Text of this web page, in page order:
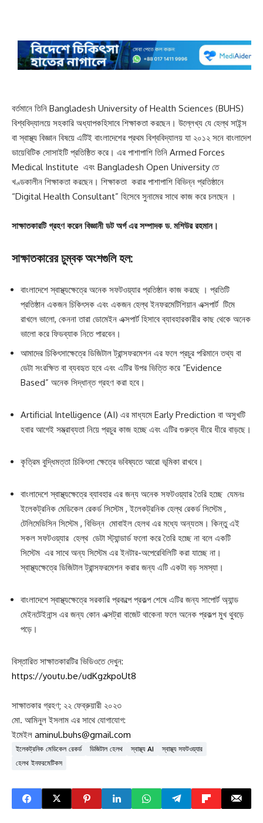
বর্তমানে তিনি Bangladesh University of Health Sciences (BUHS)
বিশ্ববিদ্যালয়ে সহকারি অধ্যাপকহিসাবে শিক্ষাকতা করছেন। উল্লেখ্য যে হেল্থ সাইন্স
বা স্বাস্থ্য বিজ্ঞান বিষয়ে এটিই বাংলাদেশের প্রথম বিশ্ববিদ্যালয় যা ২০১২ সনে বাংলাদেশ
ডায়েবিটিক সোসাইটি প্রতিষ্ঠিত করে। এর পাশাপাশি তিনি Armed Forces
Medical Institute এবং Bangladesh Open University তে
খণ্ডকালীন শিক্ষাকতা করছেন। শিক্ষাকতা করার পাশাপাশি বিভিন্ন প্রতিষ্ঠানে
“Digital Health Consultant” হিসেবে সুনামের সাথে কাজ করে চলছেন ।
সাক্ষাতকারটি গ্রহণ করেন বিজ্ঞানী ডট অর্গ এর সম্পাদক ড. মশিউর রহমান।
সাক্ষাতকারের চুম্বক অংশগুলি হল:
বাংলাদেশে স্বাস্থ্যক্ষেত্রে অনেক সফটওয়্যার প্রতিষ্ঠান কাজ করছে । প্রতিটি
প্রতিষ্ঠান একজন চিকিৎসক এবং একজন হেল্‌থ ইনফরমেটিশিয়ান এক্সপার্ট টিমে
রাখলে ভালো, কেননা তারা ডোমেইন এক্সপার্ট হিসাবে ব্যাবহারকারীর কাছ থেকে অনেক
ভালো করে ফিডব্যাক নিতে পারবেন।
আমাদের চিকিৎসাক্ষেত্রে ডিজিটাল ট্রান্সফরমেশন এর ফলে প্রচুর পরিমানে তথ্য বা
ডেটা সংরক্ষিত বা ব্যবহৃত হবে এবং এটির উপর ভিত্তি করে “Evidence
Based” অনেক সিদ্ধান্ত গ্রহণ করা হবে।
Artificial Intelligence (AI) এর মাধ্যমে Early Prediction বা অসুখটি
হবার আগেই সম্ভ্রাব্যতা নিয়ে প্রচুর কাজ হচ্ছে এবং এটির গুরুত্ব ধীরে ধীরে বাড়ছে।
কৃত্রিম বুদ্ধিমত্তা চিকিৎসা ক্ষেত্রে ভবিষ্যতে আরো ভূমিকা রাখবে।
বাংলাদেশে স্বাস্থ্যক্ষেত্রে ব্যাবহার এর জন্য অনেক সফটওয়্যার তৈরি হচ্ছে যেমনঃ
ইলেকট্রনিক মেডিকেল রেকর্ড সিস্টেম , ইলেকট্রনিক হেল্‌থ রেকর্ড সিস্টেম ,
টেলিমেডিসিন সিস্টেম , বিভিন্ন মোবাইল হেলথ এর মধ্যে অন্যতম। কিন্তু এই
সকল সফটওয়্যার হেল্‌থ ডেটা স্ট্যান্ডার্ড ফলো করে তৈরি হচ্ছে না বলে একটি
সিস্টেম এর সাথে অন্য সিস্টেম এর ইনটার-অপেরেবিলিটি করা যাচ্ছে না।
স্বাস্থ্যক্ষেত্রে ডিজিটাল ট্রান্সফরমেশন করার জন্য এটি একটা বড় সমস্যা।
বাংলাদেশে স্বাস্থ্যক্ষেত্রে সরকারি প্রকল্পে প্রকল্প শেষে এটির জন্য সাপোর্ট অ্যান্ড
মেইনটেইনান্স এর জন্য কোন এক্সট্রা বাজেট থাকেনা ফলে অনেক প্রকল্প মুখ থুবড়ে
পড়ে।
বিস্তারিত সাক্ষাতকারটির ভিডিওতে দেখুন:
https://youtu.be/udKgzkpoUt8
সাক্ষাতকার গ্রহণ; ২২ ফেব্রুয়ারী ২০২৩
মো. আমিনুল ইসলাম এর সাথে যোগাযোগ:
ইমেইল aminul.buhs@gmail.com
ইলেকট্রনিক মেডিকেল রেকর্ড ডিজিটাল হেলথ স্বাস্থ্য AI
স্বাস্থ্য সফটওয়্যার
হেলথ ইনফরমেটিকস